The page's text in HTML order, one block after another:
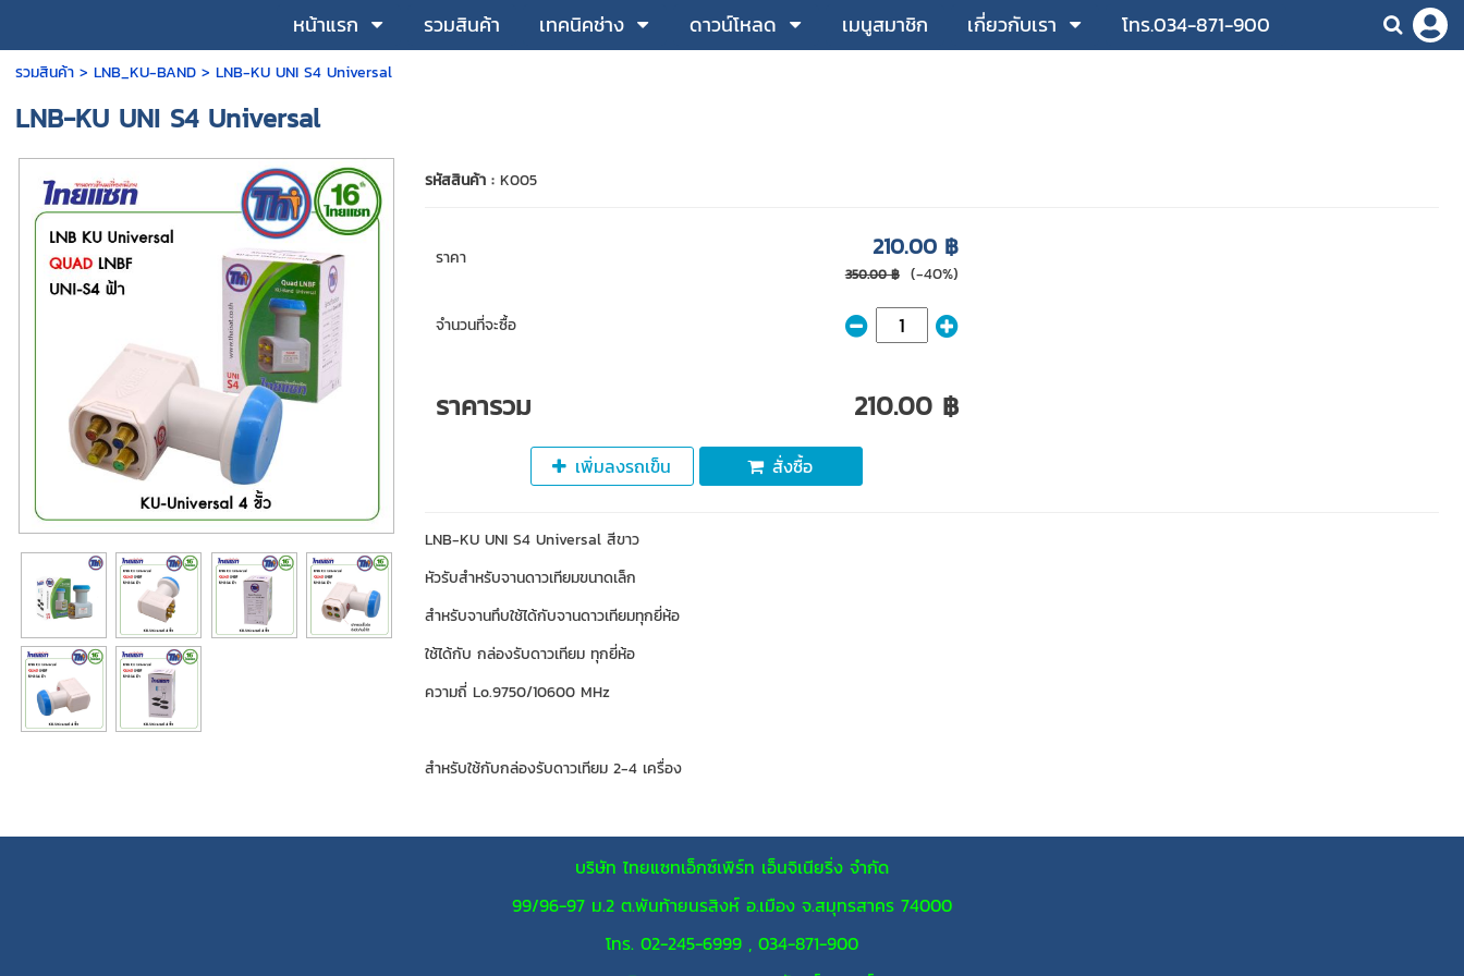
หน้าแรก รวมสินค้า เทคนิคช่าง ดาวน์โหลด เมนูสมาชิก เกี่ยวกับเรา โทร.034-871-900
รวมสินค้า> LNB_KU-BAND> LNB-KU UNI S4 Universal
LNB-KU UNI S4 Universal
รหัสสินค้า : K005
ราคา 210.00 ฿
350.00 ฿ (-40%)
จำนวนที่จะซื้อ
ราคารวม 210.00 ฿
เพิ่มลงรถเข็น สั่งซื้อ
LNB-KU UNI S4 Universal สีขาว
หัวรับสำหรับจานดาวเทียมขนาดเล็ก
สำหรับจานทึบใช้ได้กับจานดาวเทียมทุกยี่ห้อ
ใช้ได้กับ กล่องรับดาวเทียม ทุกยี่ห้อ
ความถี่ Lo.9750/10600 MHz
สำหรับใช้กับกล่องรับดาวเทียม 2-4 เครื่อง
บริษัท ไทยแซทเอ็กซ์เพิร์ท เอ็นจิเนียริ่ง จำกัด
99/96-97 ม.2 ต.พันท้ายนรสิงห์ อ.เมือง จ.สมุทรสาคร 74000
โทร. 02-245-6999 , 034-871-900